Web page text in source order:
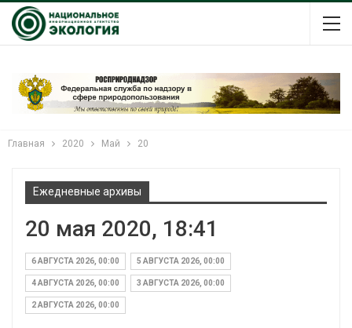
Главная 2020 Май 20
Ежедневные архивы
20 мая 2020, 18:41
6 АВГУСТА 2026, 00:00 5 АВГУСТА 2026, 00:00
4 АВГУСТА 2026, 00:00 3 АВГУСТА 2026, 00:00
2 АВГУСТА 2026, 00:00